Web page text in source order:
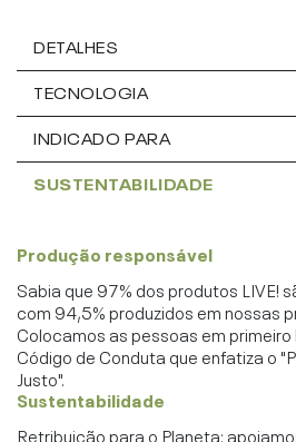
DETALHES
TECNOLOGIA
INDICADO PARA
SUSTENTABILIDADE
Produção responsável
Sabia que 97% dos produtos LIVE!
com 94,5% produzidos em nossas
Colocamos as pessoas em
Código de Conduta que enfatiza o
Justo".
Sustentabilidade
Retribuição para o Planeta: